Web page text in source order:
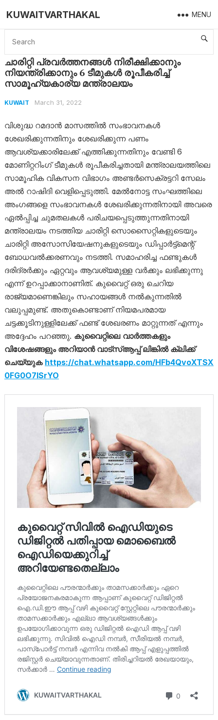
KUWAITVARTHAKAL MENU
Home Kuwait ചാരിറ്റി പ്രവർത്തനങ്ങൾ നിരീക്ഷിക്കാനും നിയന്ത്രിക്കാനും 6 ടീമുകൾ രൂപീകരിച്ച് സാമൂഹ്യകാര്യ മന്ത്രാലയം
ചാരിറ്റി പ്രവർത്തനങ്ങൾ നിരീക്ഷിക്കാനും
നിയന്ത്രിക്കാനും 6 ടീമുകൾ രൂപീകരിച്ച്
സാമൂഹ്യകാര്യ മന്ത്രാലയം
KUWAIT March 31, 2022
വിശുദ്ധ റമദാൻ മാസത്തിൽ സംഭാവനകൾ
ശേഖരിക്കുന്നതിനും ശേഖരിക്കുന്ന പണം
ആവശ്യക്കാരിലേക്ക് എത്തിക്കുന്നതിനും വേണ്ടി 6
മോണിറ്ററിംഗ് ടീമുകൾ രൂപീകരിച്ചതായി മന്ത്രാലയത്തിലെ
സാമൂഹിക വികസന വിഭാഗം അണ്ടർസെക്രട്ടറി സേലം
അൽ റാഷിദി വെളിപ്പെടുത്തി. മേൽനോട്ട സംഘത്തിലെ
അംഗങ്ങളെ സംഭാവനകൾ ശേഖരിക്കുന്നതിനായി അവരെ
ഏൽപ്പിച്ച ചുമതലകൾ പരിചയപ്പെടുത്തുന്നതിനായി
മന്ത്രാലയം നടത്തിയ ചാരിറ്റി സൊസൈറ്റികളുടെയും
ചാരിറ്റി അസോസിയേഷനുകളുടെയും ഡിപ്പാർട്ട്‌മെന്റ്
ബോധവൽക്കരണവും നടത്തി. സമാഹരിച്ച ഫണ്ടുകൾ
ദരിദ്രർക്കും ഏറ്റവും ആവശ്യമുള്ള വർക്കും ലഭിക്കുന്നു
എന്ന് ഉറപ്പാക്കാനാണിത്. കുവൈറ്റ് ഒരു ചെറിയ
രാജ്യമാണെങ്കിലും സഹായങ്ങൾ നൽകുന്നതിൽ
വലുപ്പമുണ്ട്. അതുകൊണ്ടാണ് നിയമപരമായ
ചട്ടക്കൂടിനുള്ളിലേക്ക് ഫണ്ട് ശേഖരണം മാറ്റുന്നത് എന്നും
അദ്ദേഹം പറഞ്ഞു. കുവൈറ്റിലെ വാ‍‍ർത്തകളും
വിശേഷങ്ങളും അറിയാൻ വാട്സ്ആപ്പ് ലിങ്കിൽ ക്ലിക്ക്
ചെയ്യുക https://chat.whatsapp.com/HFb4QvoXTSX
0FG0O7lSrYO